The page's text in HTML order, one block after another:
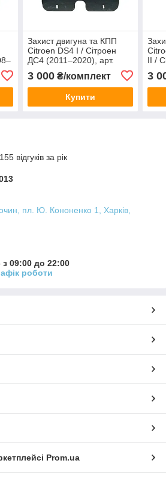
2
Захист двигуна та КПП
Citroen DS4 I / Сітроен
ДС4 (2011–2020), арт.
3 000₴/комплект
Купити
II /
3
відгуків за рік
пл. Ю. Кононенко 1, Харків,
09:00 до 22:00
роботи
Prom.ua